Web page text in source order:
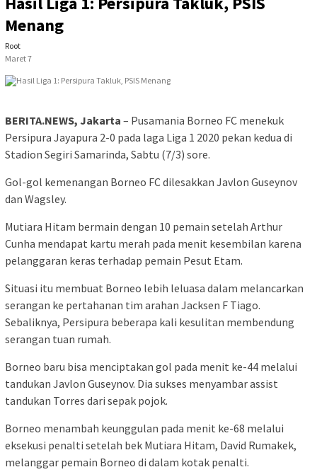
Menang
Root
Maret 7
BERITA.NEWS, Jakarta – Pusamania Borneo FC menekuk
Persipura Jayapura 2-0 pada laga Liga 1 2020 pekan kedua di
Stadion Segiri Samarinda, Sabtu (7/3) sore.
Gol-gol kemenangan Borneo FC dilesakkan Javlon Guseynov
dan Wagsley.
Mutiara Hitam bermain dengan 10 pemain setelah Arthur
Cunha mendapat kartu merah pada menit kesembilan karena
pelanggaran keras terhadap pemain Pesut Etam.
Situasi itu membuat Borneo lebih leluasa dalam melancarkan
serangan ke pertahanan tim arahan Jacksen F Tiago.
Sebaliknya, Persipura beberapa kali kesulitan membendung
serangan tuan rumah.
Borneo baru bisa menciptakan gol pada menit ke-44 melalui
tandukan Javlon Guseynov. Dia sukses menyambar assist
tandukan Torres dari sepak pojok.
Borneo menambah keunggulan pada menit ke-68 melalui
eksekusi penalti setelah bek Mutiara Hitam, David Rumakek,
melanggar pemain Borneo di dalam kotak penalti.